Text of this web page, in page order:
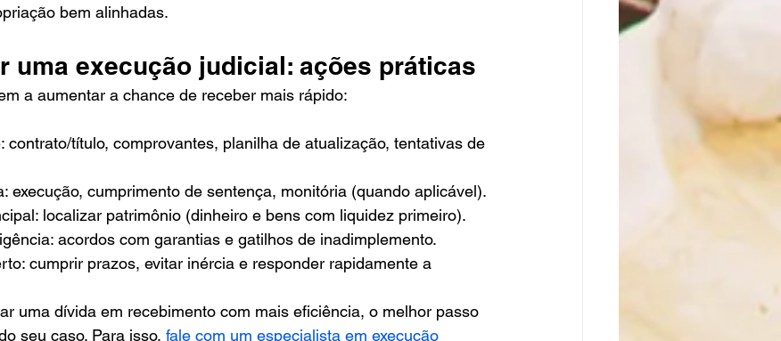
bem alinhadas.
uma execução judicial: ações práticas
a aumentar a chance de receber mais rápido:
contrato/título, comprovantes, planilha de atualização, tentativas de
execução, cumprimento de sentença, monitória (quando aplicável).
localizar patrimônio (dinheiro e bens com liquidez primeiro).
acordos com garantias e gatilhos de inadimplemento.
cumprir prazos, evitar inércia e responder rapidamente a
uma dívida em recebimento com mais eficiência, o melhor passo
seu caso. Para isso, fale com um especialista em execução